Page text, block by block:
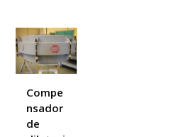
Compe
nsador
de